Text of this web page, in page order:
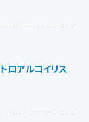
ロアルコイリス